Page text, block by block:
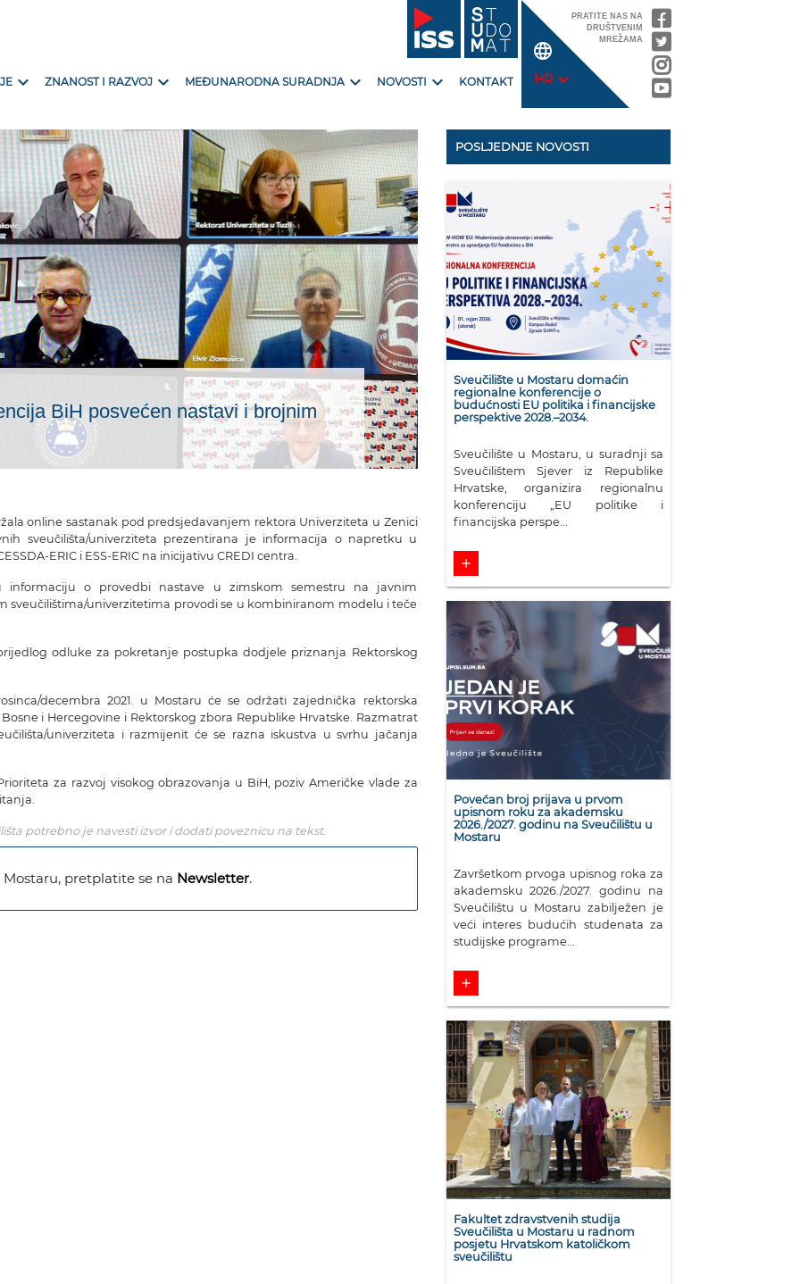
expand_more ZNANOST I RAZVOJexpand_more MEĐUNARODNA SURADNJAexpand_more NOVOSTI expand_more KONTAKT
language
HR expand_more
PRATITE NAS NA
DRUŠTVENIM
MREŽAMA
BiH posvećen nastavi i brojnim
online sastanak pod predsjedavanjem rektora Univerziteta u Zenici
sveučilišta/univerziteta prezentirana je informacija o napretku u
ERIC i ESS-ERIC na inicijativu CREDI centra.
informaciju o provedbi nastave u zimskom semestru na javnim
sveučilištima/univerzitetima provodi se u kombiniranom modelu i teče
odluke za pokretanje postupka dodjele priznanja Rektorskog
decembra 2021. u Mostaru će se održati zajednička rektorska
i Hercegovine i Rektorskog zbora Republike Hrvatske. Razmatrat
univerziteta i razmijenit će se razna iskustva u svrhu jačanja
za razvoj visokog obrazovanja u BiH, poziv Američke vlade za
potrebno je navesti izvor i dodati poveznicu na tekst.
pretplatite se na Newsletter.
POSLJEDNJE NOVOSTI
Sveučilište u Mostaru domaćin
regionalne konferencije o
budućnosti EU politika i financijske
perspektive 2028.–2034.
Sveučilište u Mostaru, u suradnji sa
Sveučilištem Sjever iz Republike
Hrvatske, organizira regionalnu
konferenciju „EU politike i
financijska perspe...
add
Povećan broj prijava u prvom
upisnom roku za akademsku
2026./2027. godinu na Sveučilištu u
Mostaru
Završetkom prvoga upisnog roka za
akademsku 2026./2027. godinu na
Sveučilištu u Mostaru zabilježen je
veći interes budućih studenata za
studijske programe...
add
Fakultet zdravstvenih studija
Sveučilišta u Mostaru u radnom
posjetu Hrvatskom katoličkom
sveučilištu